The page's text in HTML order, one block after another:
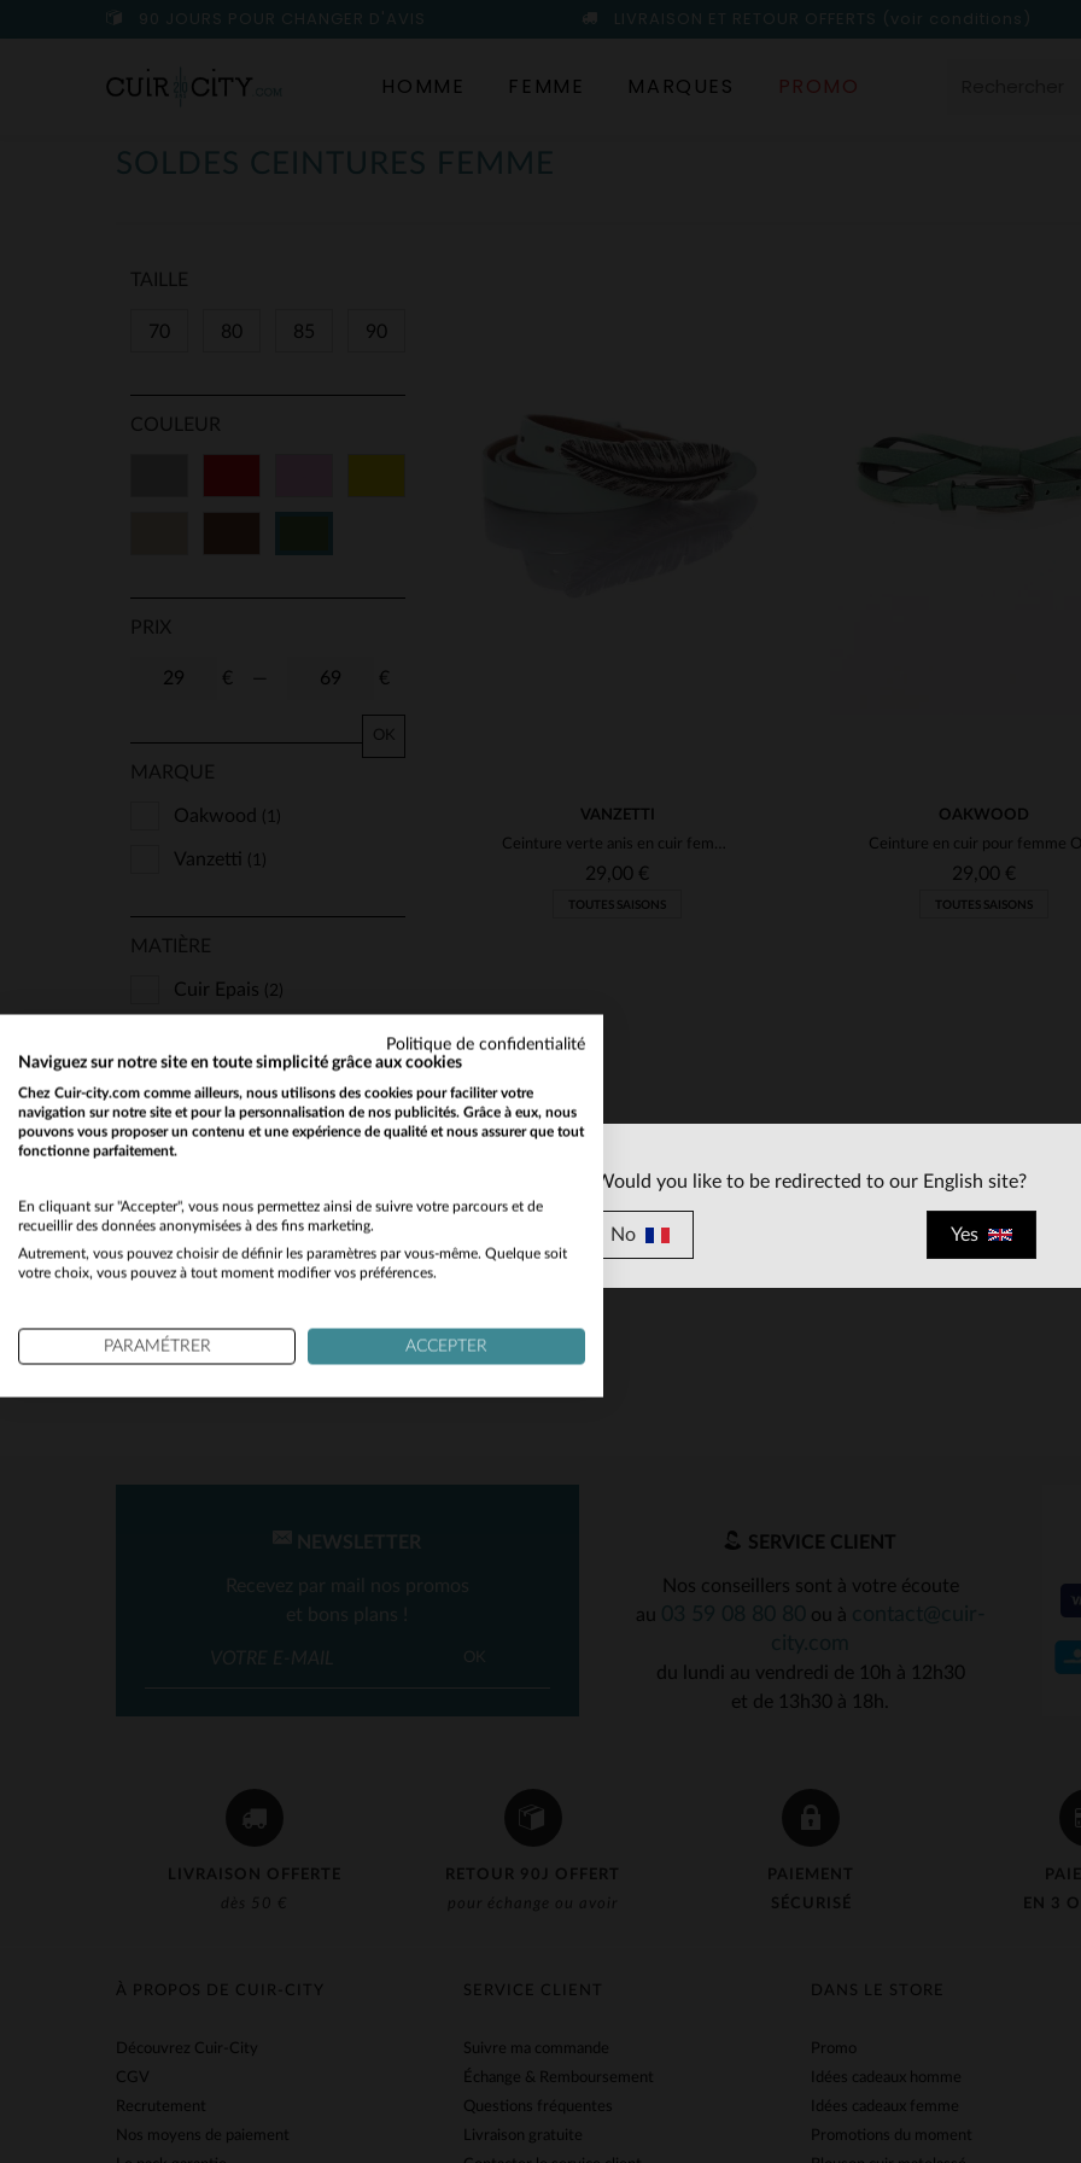
90 JOURS POUR CHANGER D'AVIS LIVRAISON ET RETOUR OFFERTS (voir conditions)
HOMME FEMME MARQUES PROMO
SOLDES CEINTURES FEMME
TAILLE
70 80 85 90
COULEUR
PRIX
€ €
OK
MARQUE
Oakwood (1)
Vanzetti (1)
MATIÈRE
Cuir Epais (2)
COUPE
Regular(1)
SAISON
Toutes Saisons(2)
TAILLES DISPONIBLES
VANZETTI
Ceinture verte anis en cuir femme
29,00 €
TOUTES SAISONS
TAILLES DISPONIBLES
OAKWOOD
29,00 €
TOUTES SAISONS
LIVRAISON OFFERTE
dès 50 €
RETOUR 90J OFFERT
pour échange ou avoir
PAIEMENT
SÉCURISÉ
EN 3
NEWSLETTER
Recevez par mail nos promos
et bons plans !
OK
SERVICE CLIENT
Nos conseillers sont à votre écoute
au
ou à
du lundi au vendredi de 10h à 12h30
et de 13h30 à 18h.
SERVICE CLIENT
Suivre ma commande
Échange & Remboursement
Questions fréquentes
Livraison gratuite
DANS LE STORE
Promo
Idées cadeaux homme
Idées cadeaux femme
Promotions du moment
À PROPOS DE CUIR-CITY
Découvrez Cuir-City
CGV
Recrutement
Nos moyens de paiement
Would you like to be redirected to our English site?
No Yes
Politique de confidentialité
Naviguez sur notre site en toute simplicité grâce aux cookies
Chez Cuir-city.com comme ailleurs, nous utilisons des cookies pour faciliter votre
navigation sur notre site et pour la personnalisation de nos publicités. Grâce à eux, nous
pouvons vous proposer un contenu et une expérience de qualité et nous assurer que tout
fonctionne parfaitement.
En cliquant sur "Accepter", vous nous permettez ainsi de suivre votre parcours et de
recueillir des données anonymisées à des fins marketing.
Autrement, vous pouvez choisir de définir les paramètres par vous-même. Quelque soit
votre choix, vous pouvez à tout moment modifier vos préférences.
PARAMÉTRER ACCEPTER